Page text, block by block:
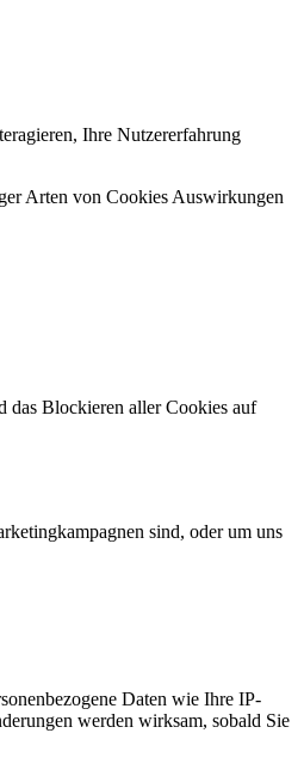
Ihre Nutzererfahrung
Arten von Cookies Auswirkungen
das Blockieren aller Cookies auf
sind, oder um uns
Daten wie Ihre IP-
werden wirksam, sobald Sie